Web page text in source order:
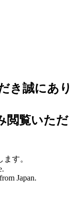
き誠にあり
閲覧いただ
す。
Japan.